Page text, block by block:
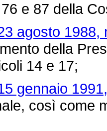
e 87 della
agosto 1988,
della
14 e 17;
gennaio
così come